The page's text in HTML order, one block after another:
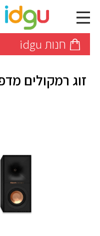
חנות idgu